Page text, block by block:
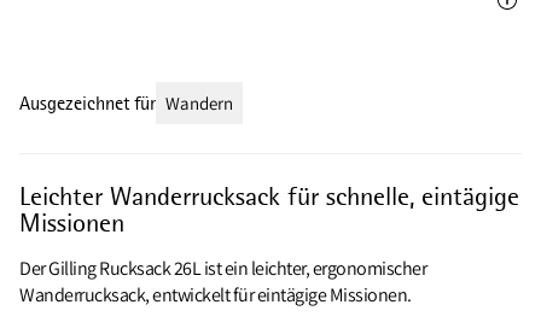
Leichter Wanderrucksack für schnelle, eintägige
Missionen
Der Gilling Rucksack 26L ist ein leichter, ergonomischer
Wanderrucksack, entwickelt für eintägige Missionen.
Ausgezeichnet für Wandern